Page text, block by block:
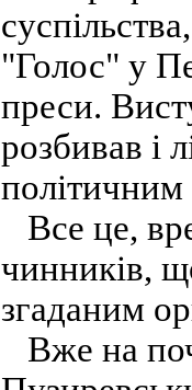
"Голос" у
преси.
розбивав і
Все це,
чинників,
згаданим
Вже на